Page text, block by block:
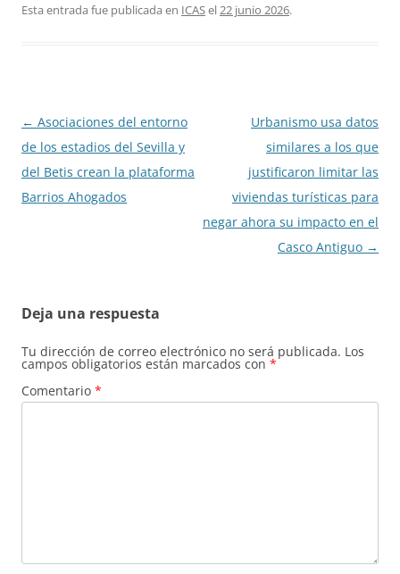
Esta entrada fue publicada en ICASel22 junio 2026.
Navegación
de
entradas
← Asociaciones del entorno
de los estadios del Sevilla y
del Betis crean la plataforma
Barrios Ahogados
Urbanismo usa datos
similares a los que
justificaron limitar las
viviendas turísticas para
negar ahora su impacto en el
Casco Antiguo →
Deja una respuesta
Tu dirección de correo electrónico no será publicada. Los
campos obligatorios están marcados con *
Comentario *